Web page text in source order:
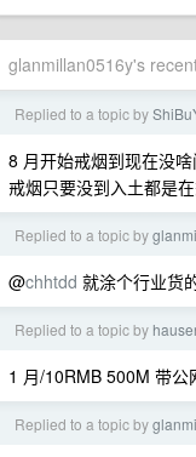
glanmillan0516y's
Replied to a topic by
8 月开始戒烟到现在没
戒烟只要没到入土都是
Replied to a topic by
@chhtdd 就涂个行业货
Replied to a topic by
1 月/10RMB 500M 带公
Replied to a topic by